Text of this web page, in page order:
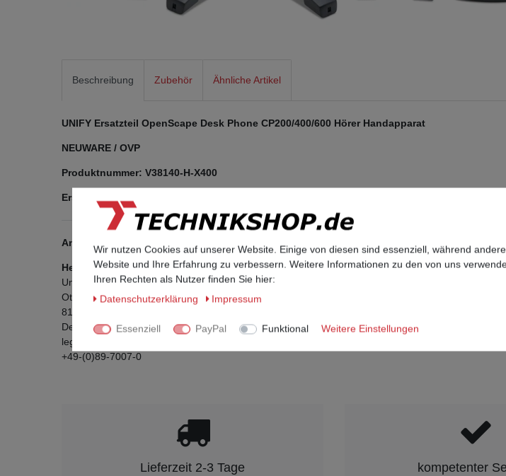
Beschreibung Zubehör Ähnliche Artikel
UNIFY Ersatzteil OpenScape Desk Phone CP200/400/600 Hörer Handapparat
NEUWARE / OVP
Produktnummer: V38140-H-X400
Ersatzteil für Unify CP200 CP400 CP600 CP700 passend.
Angaben zur Produktsicherheit
Hersteller:
Unify Software and Solutions GmbH & Co. KG
Otto-Hahn-Ring 6
81739
Deutschland
legal@mitel.com
+49-(0)89-7007-0
Lieferzeit 2-3 Tage kompetenter
Wir nutzen Cookies auf unserer Website. Einige von diesen sind essenziell, während
Website und Ihre Erfahrung zu verbessern. Weitere Informationen zu den von uns
Ihren Rechten als Nutzer finden Sie hier:
Daten­schutz­erklärung
Impressum
Essenziell PayPal Funktional Weitere Einstellungen